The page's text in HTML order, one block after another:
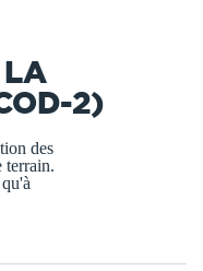
2)
des
terrain.